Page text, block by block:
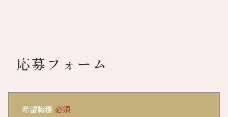
応募フォーム
希望職種 必須